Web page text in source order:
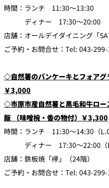
時間：ランチ 11:30～13:30
ディナー 17:30～20:00
店舗：オールデイダイニング「
ご予約・お問合せ：Tel: 043-299-
◇自然薯のパンケーキとフォア
￥3,000
◇市原市産自然薯と黒毛和牛ロ
飯
（味噌椀・香の物付）￥3,300
時間：ランチ 11:30～14:30（
ディナー 17:30～22:00（
店舗：鉄板焼「欅」（24階）
ご予約・お問合せ：Tel: 043-299-